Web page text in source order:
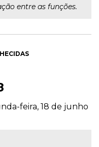
entre as funções.
feira, 18 de junho